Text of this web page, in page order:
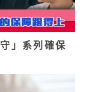
」系列確保